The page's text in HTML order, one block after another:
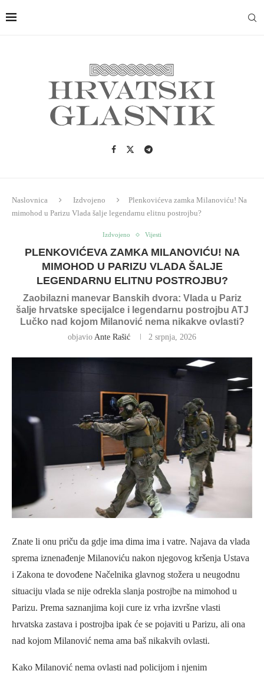
Naslovnica Izdvojeno
Plenkovićeva zamka Milanoviću! Na
mimohod u Parizu Vlada šalje legendarnu elitnu postrojbu?
Izdvojeno Vijesti
PLENKOVIĆEVA ZAMKA MILANOVIĆU! NA
MIMOHOD U PARIZU VLADA ŠALJE
LEGENDARNU ELITNU POSTROJBU?
Zaobilazni manevar Banskih dvora: Vlada u Pariz
šalje hrvatske specijalce i legendarnu postrojbu ATJ
Lučko nad kojom Milanović nema nikakve ovlasti?
objavio Ante Rašić 2 srpnja, 2026
Znate li onu priču da gdje ima dima ima i vatre. Najava da vlada
sprema iznenađenje Milanoviću nakon njegovog kršenja Ustava
i Zakona te dovođene Načelnika glavnog stožera u neugodnu
situaciju vlada se nije odrekla slanja postrojbe na mimohod u
Parizu. Prema saznanjima koji cure iz vrha izvršne vlasti
hrvatska zastava i postrojba ipak će se pojaviti u Parizu, ali ona
nad kojom Milanović nema ama baš nikakvih ovlasti.
Kako Milanović nema ovlasti nad policijom i njenim